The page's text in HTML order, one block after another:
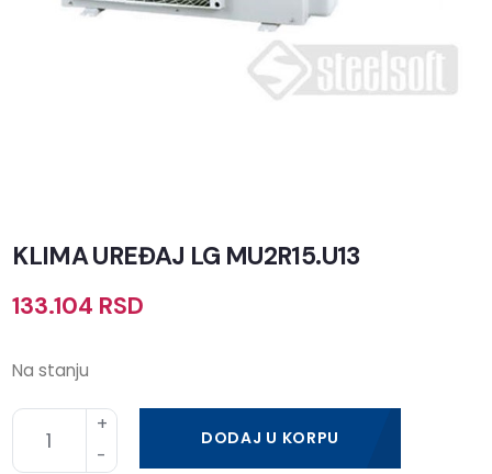
KLIMA UREĐAJ LG MU2R15.U13
133.104 RSD
Na stanju
DODAJ U KORPU